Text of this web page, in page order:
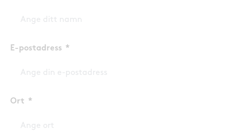
E-postadress
Ort